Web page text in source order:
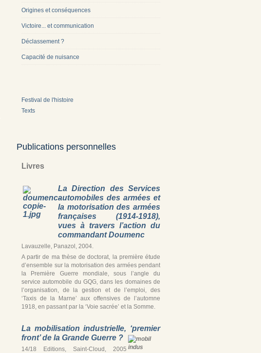
Origines et conséquences
Victoire... et communication
Déclassement ?
Capacité de nuisance
Festival de l'histoire
Texts
Publications personnelles
Livres
La Direction des Services
automobiles des armées et
la motorisation des armées
françaises (1914-1918),
vues à travers l’action du
commandant Doumenc
Lavauzelle, Panazol, 2004.
A partir de ma thèse de doctorat, la première étude
d’ensemble sur la motorisation des armées pendant
la Première Guerre mondiale, sous l’angle du
service automobile du GQG, dans les domaines de
l’organisation, de la gestion et de l’emploi, des
‘Taxis de la Marne’ aux offensives de l’automne
1918, en passant par la ‘Voie sacrée’ et la Somme.
La mobilisation industrielle, ‘premier
front’ de la Grande Guerre ?
14/18 Editions, Saint-Cloud, 2005